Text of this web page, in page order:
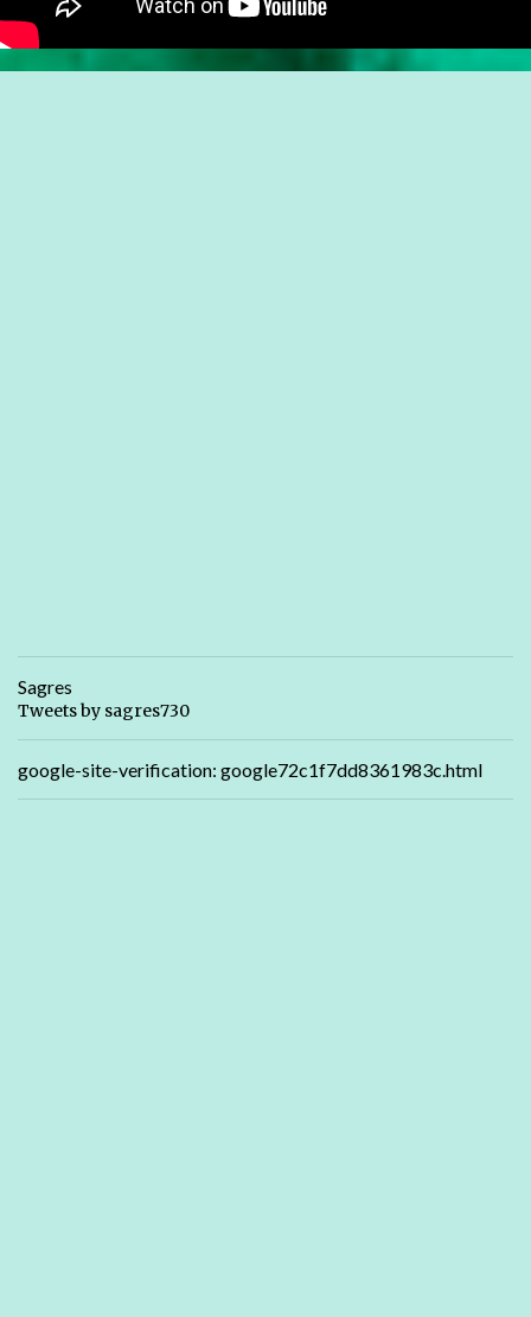
Sagres
Tweets by sagres730
google-site-verification: google72c1f7dd8361983c.html